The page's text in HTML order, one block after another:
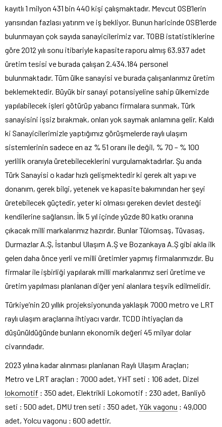
kayıtlı 1 milyon 431 bin 440 kişi çalışmaktadır. Mevcut OSB’lerin
yarısından fazlası yatırım ve iş bekliyor. Bunun haricinde OSB’lerde
bulunmayan çok sayıda sanayicilerimiz var. TOBB istatistiklerine
göre 2012 yılı sonu itibariyle kapasite raporu almış 63.937 adet
üretim tesisi ve burada çalışan 2.434.184 personel
bulunmaktadır. Tüm ülke sanayisi ve burada çalışanlarımız üretim
beklemektedir. Büyük bir sanayi potansiyeline sahip ülkemizde
yapılabilecek işleri götürüp yabancı firmalara sunmak, Türk
sanayisini işsiz bırakmak, onları yok saymak anlamına gelir. Kaldı
ki Sanayicilerimizle yaptığımız görüşmelerde raylı ulaşım
sistemlerinin sadece en az % 51 oranı ile değil, % 70 – % 100
yerlilik oranıyla üretebileceklerini vurgulamaktadırlar. Şu anda
Türk Sanayisi o kadar hızlı gelişmektedir ki gerek alt yapı ve
donanım, gerek bilgi, yetenek ve kapasite bakımından her şeyi
üretebilecek güçtedir, yeter ki olması gereken devlet desteği
kendilerine sağlansın. İlk 5 yıl içinde yüzde 80 katkı oranına
çıkacak milli markalarımız hazırdır. Bunlar Tülomsaş, Tüvasaş,
Durmazlar A.Ş, İstanbul Ulaşım A.Ş ve Bozankaya A.Ş gibi akla ilk
gelen daha önce yerli ve milli üretimler yapmış firmalarımızdır. Bu
firmalar ile işbirliği yapılarak milli markalarımız seri üretime ve
üretim yapılması planlanan diğer yeni alanlara teşvik edilmelidir.
Türkiye’nin 20 yıllık projeksiyonunda yaklaşık 7000 metro ve LRT
raylı ulaşım araçlarına ihtiyacı vardır. TCDD ihtiyaçları da
düşünüldüğünde bunların ekonomik değeri 45 milyar dolar
civarındadır.
2023 yılına kadar alınması planlanan Raylı Ulaşım Araçları;
Metro ve LRT araçları : 7000 adet, YHT seti : 106 adet, Dizel
lokomotif : 350 adet, Elektrikli Lokomotif : 230 adet, Banliyö
seti : 500 adet, DMU tren seti : 350 adet, Yük vagonu : 49,000
adet, Yolcu vagonu : 600 adettir.